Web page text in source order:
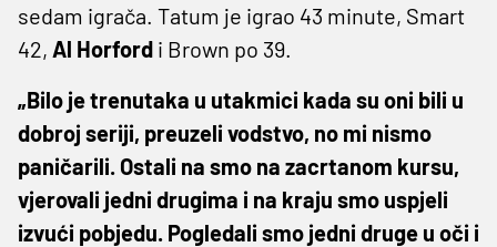
sedam igrača. Tatum je igrao 43 minute, Smart
42, Al Horford i Brown po 39.
„Bilo je trenutaka u utakmici kada su oni bili u
dobroj seriji, preuzeli vodstvo, no mi nismo
paničarili. Ostali na smo na zacrtanom kursu,
vjerovali jedni drugima i na kraju smo uspjeli
izvući pobjedu. Pogledali smo jedni druge u oči i